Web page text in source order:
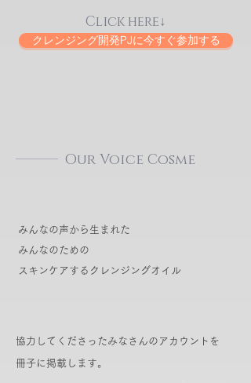
​Click here↓
クレンジング開発PJに今すぐ参加する
Our Voice Cosme
みんなの声から生まれた
​みんなのための
スキンケアするクレンジングオイル
協力してくださったみなさんのアカウントを
冊子に掲載します。